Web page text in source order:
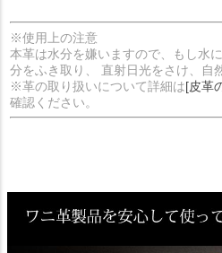
※使用上の注意
本革は水分を嫌いますので、もし水
分をふき取り、 直射日光をさけ、自
※革の取り扱いについて詳細は[皮革
確認ください。